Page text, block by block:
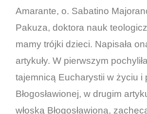
Amarante, o. Sabatino
Pakuza, doktora nauk
mamy trójki dzieci. Napisała
artykuły. W pierwszym
tajemnicą Eucharystii w życiu i
Błogosławionej, w drugim
włoską Błogosławioną,